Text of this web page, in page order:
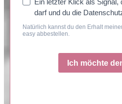
Ein letzter Klick als
darf und du die
Natürlich kannst du den Erhalt
easy abbestellen.
Ich möchte